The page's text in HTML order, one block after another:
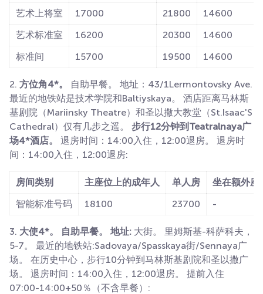
艺术上将室
17000 21800
14600
艺术标准室
16200 20300
14600
标准间
15700 19500 14600
2. 方位角4*。
自助早餐。 地址：43/1Lermontovsky Ave.
最近的地铁站是技术学院和Baltiyskaya。 酒店距离马林斯
基剧院（Mariinsky Theatre）和圣以撒大教堂（St.Isaac'S
Cathedral）仅有几步之遥。 步行12分钟到Teatralnaya广
场4*酒店。 退房时间：14:00入住，12:00退房。 退房时
间：14:00入住，12:00退房:
房间类别 主座位上的成年人 单人房
坐在额外座
智能标准号码
18100 23700 -
3. 大使4*。 自助早餐。 地址: 大街。 里姆斯基-科萨科夫，
5-7。 最近的地铁站:Sadovaya/Spasskaya街/Sennaya广
场。 在历史中心，步行10分钟到马林斯基剧院和圣以撒广
场。 退房时间：14:00入住，12:00退房。 提前入住
07:00-14:00+50％（不含早餐）: